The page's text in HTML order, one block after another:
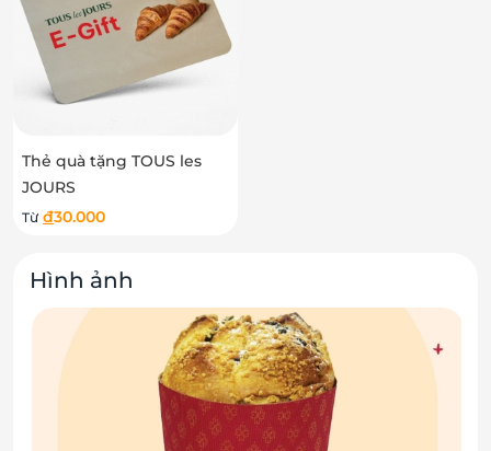
Thẻ quà tặng TOUS les
JOURS
Từ đ30.000
Hình ảnh